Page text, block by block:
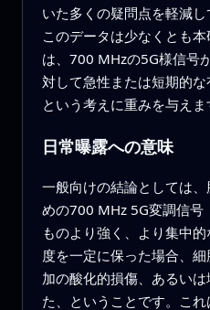
いた多くの疑問点を軽減し
このデータは少なくとも
は、700 MHzの5G様信号
対して急性または短期的
という考えに重みを与えま
日常曝露への意味
一般向けの結論としては
めの700 MHz 5G変調信号
ものより強く、より集中
度を一定に保った場合、
加の酸化的損傷、あるい
た、ということです。こ